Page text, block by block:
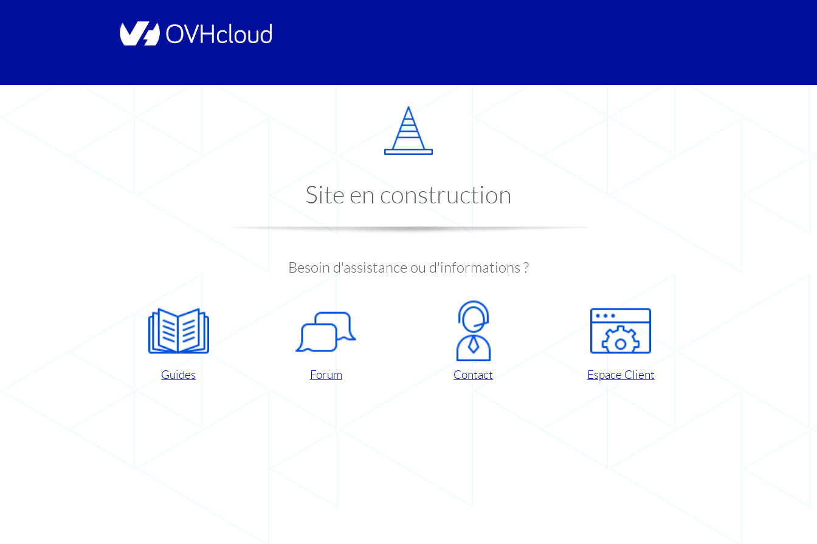
Site en construction
Besoin d'assistance ou d'informations ?
Guides Forum Contact Espace Client